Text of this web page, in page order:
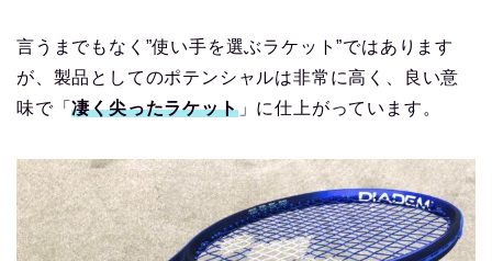
言うまでもなく”使い手を選ぶラケット”ではあります
が、製品としてのポテンシャルは非常に高く、良い意
味で「凄く尖ったラケット」に仕上がっています。